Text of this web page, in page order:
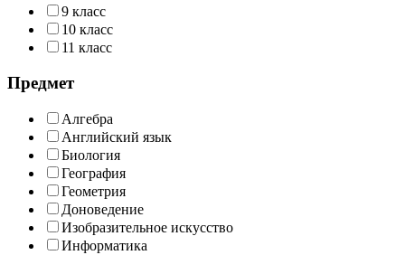
9 класс
10 класс
11 класс
Предмет
Алгебра
Английский язык
Биология
География
Геометрия
Доноведение
Изобразительное искусство
Информатика